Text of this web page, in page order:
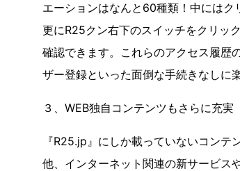
エーションはなんと60種類！中にはク
更にR25クン右下のスイッチをクリッ
確認できます。これらのアクセス履歴
ザー登録といった面倒な手続きなしに
３、WEB独自コンテンツもさらに充実
『R25.jp』にしか載っていないコン
他、インターネット関連の新サービス